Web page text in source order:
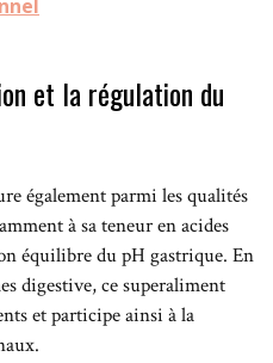
et la régulation du
également parmi les qualités
à sa teneur en acides
équilibre du pH gastrique. En
digestive, ce superaliment
et participe ainsi à la